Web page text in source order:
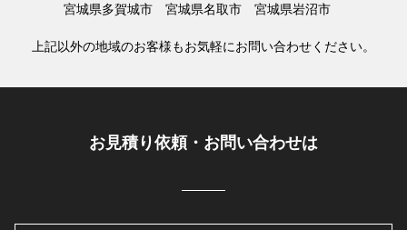
宮城県多賀城市 宮城県名取市 宮城県岩沼市
上記以外の地域のお客様もお気軽にお問い合わせください。
お見積り依頼・お問い合わせは